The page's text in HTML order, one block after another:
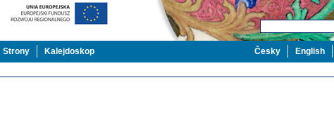
Strony Kalejdoskop English
Česky